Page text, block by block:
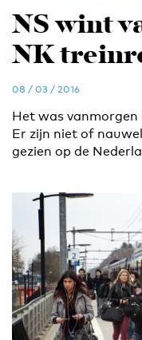
NS wint
NK
08 / 03 / 2016
Het was
Er zijn niet of
gezien op de